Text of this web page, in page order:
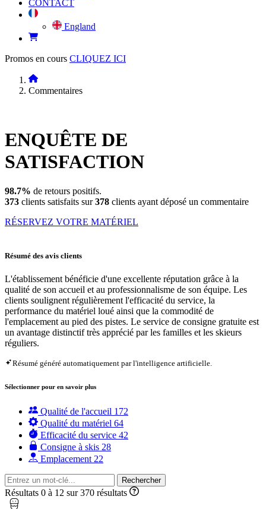
CONTACT
England
Promos en cours CLIQUEZ ICI
Commentaires
ENQUÊTE DE
SATISFACTION
98.7% de retours positifs.
373 clients satisfaits sur378 clients ayant déposé un commentaire
RÉSERVEZ VOTRE MATÉRIEL
Résumé des avis clients
L'établissement bénéficie d'une excellente réputation grâce à la
qualité de son accueil et au professionnalisme de son équipe. Les
clients soulignent régulièrement l'efficacité du service, la
performance du matériel loué ainsi que la commodité de
l'emplacement au pied des pistes. Le service de consigne gratuite est
un avantage distinctif très apprécié par les familles et les skieurs
réguliers.
Résumé généré automatiquement par l'intelligence artificielle.
Sélectionner pour en savoir plus
Qualité de l'accueil 172
Qualité du matériel 64
Efficacité du service 42
Consigne à skis 28
Emplacement 22
Rechercher
Résultats 0 à 12 sur 370 résultats